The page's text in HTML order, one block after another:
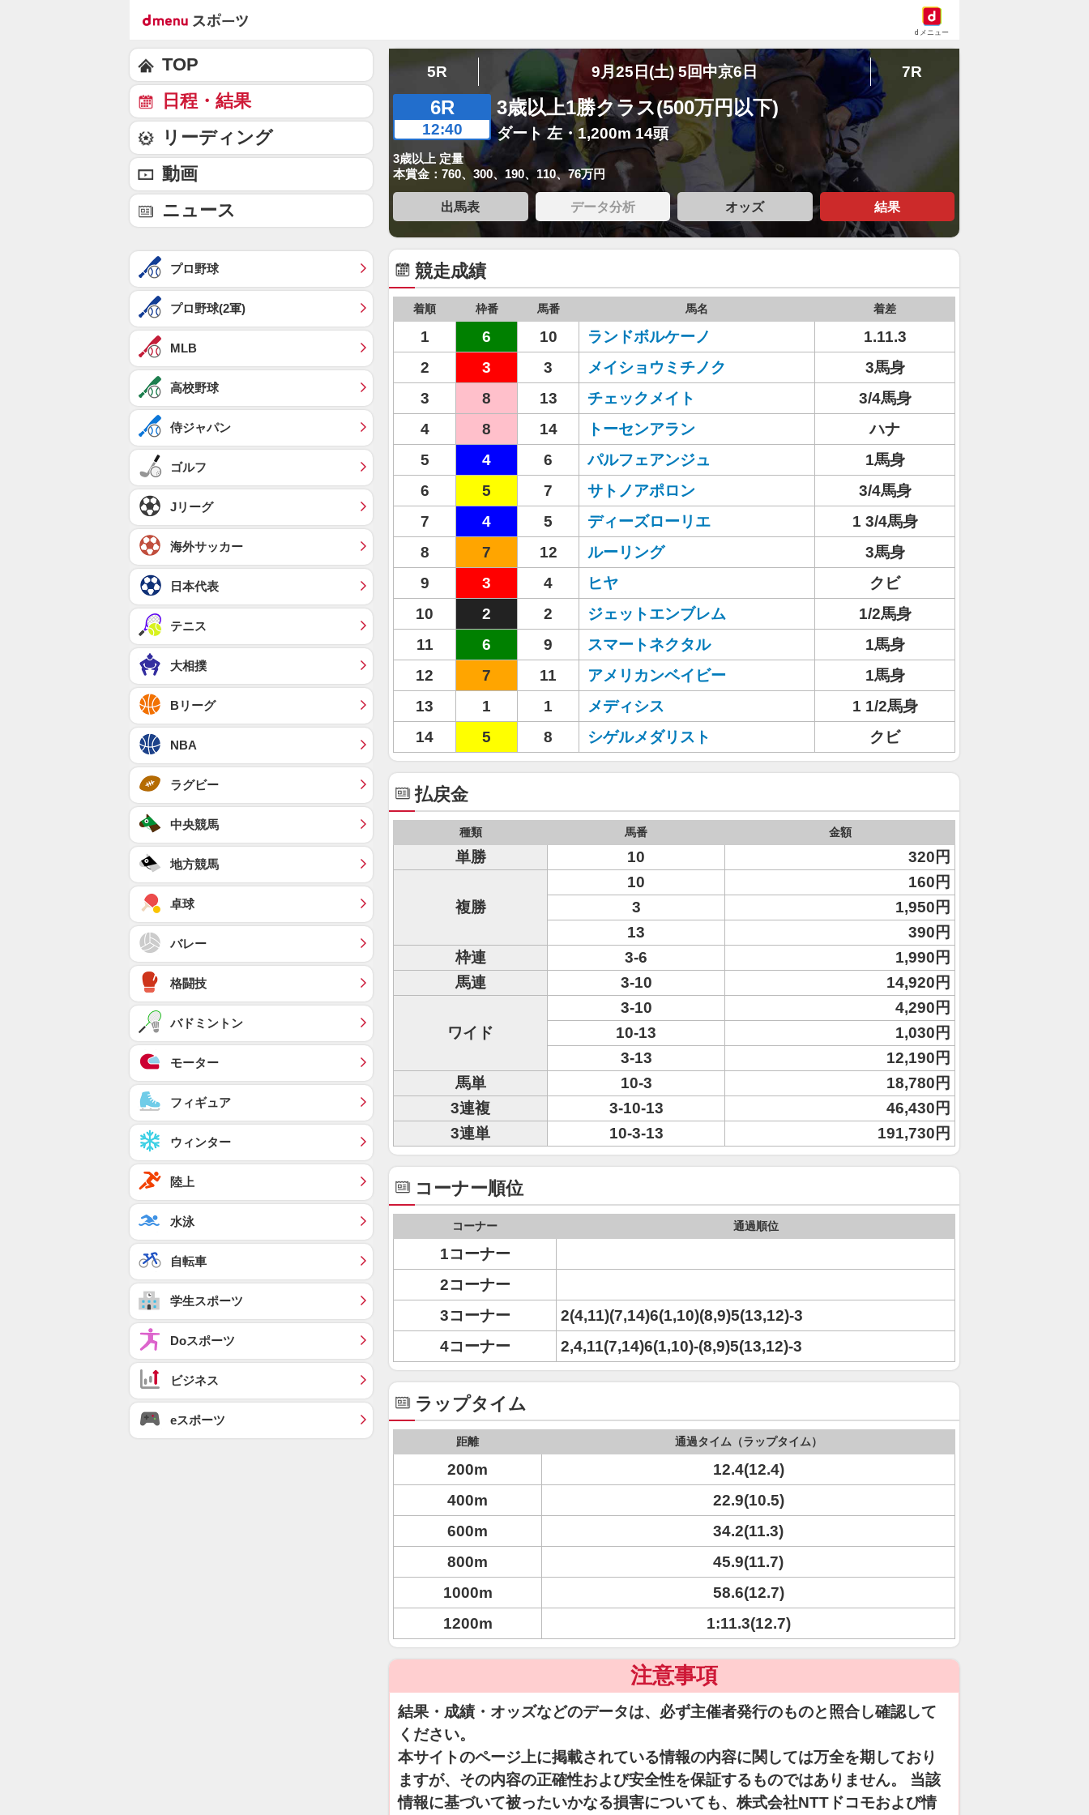
dメニュー
5R 9月25日(土) 5回中京6日 7R
6R
12:40
3歳以上1勝クラス(500万円以下)
ダート 左・1,200m 14頭
3歳以上 定量
本賞金：760、300、190、110、76万円
出馬表 データ分析 オッズ 結果
競走成績
着順 枠番 馬番 馬名 着差
1 6 10 ランドボルケーノ
1.11.3
2
3 3 メイショウミチノク
3馬身
3
8 13 チェックメイト
3/4馬身
4
8 14 トーセンアラン
ハナ
5
4 6 パルフェアンジュ
1馬身
6
5 7 サトノアポロン
3/4馬身
7
4 5 ディーズローリエ
1 3/4馬身
8
7 12 ルーリング
3馬身
9
3 4 ヒヤ
クビ
10
2 2 ジェットエンブレム
1/2馬身
11
6 9 スマートネクタル
1馬身
12
7 11 アメリカンベイビー
1馬身
13
1 1 メディシス
1 1/2馬身
14
5 8 シゲルメダリスト クビ
払戻金
種類 馬番 金額
単勝 10 320円
複勝
10
160円
3
1,950円
13
390円
枠連
3-6
1,990円
馬連
3-10 14,920円
ワイド
3-10
4,290円
10-13
1,030円
3-13
12,190円
馬単
10-3
18,780円
3連複
3-10-13
46,430円
3連単
10-3-13 191,730円
コーナー順位
コーナー 通過順位
1コーナー
2コーナー
3コーナー
2(4,11)(7,14)6(1,10)(8,9)5(13,12)-3
4コーナー
2,4,11(7,14)6(1,10)-(8,9)5(13,12)-3
ラップタイム
距離 通過タイム（ラップタイム）
200m
12.4(12.4)
400m
22.9(10.5)
600m
34.2(11.3)
800m
45.9(11.7)
1000m
58.6(12.7)
1200m
1:11.3(12.7)
注意事項
結果・成績・オッズなどのデータは、必ず主催者発行のものと照合し確認して
ください。
本サイトのページ上に掲載されている情報の内容に関しては万全を期しており
ますが、その内容の正確性および安全性を保証するものではありません。 当該
情報に基づいて被ったいかなる損害についても、株式会社NTTドコモおよび情
TOP
日程・結果
リーディング
動画
ニュース
プロ野球
プロ野球(2軍)
MLB
高校野球
侍ジャパン
ゴルフ
Jリーグ
海外サッカー
日本代表
テニス
大相撲
Bリーグ
NBA
ラグビー
中央競馬
地方競馬
卓球
バレー
格闘技
バドミントン
モーター
フィギュア
ウィンター
陸上
水泳
自転車
学生スポーツ
Doスポーツ
ビジネス
eスポーツ